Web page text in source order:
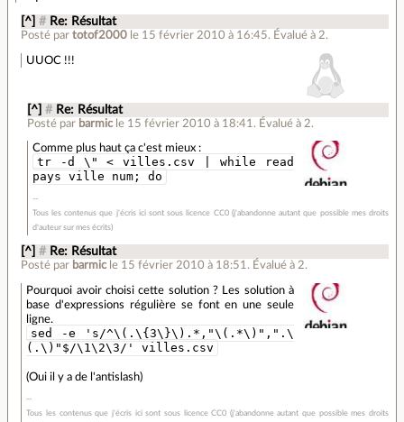
[^] # Re: Résultat
Posté partotof2000 le 15 février 2010 à 16:45. Évalué à 2.
UUOC !!!
[^] # Re: Résultat
Posté par barmic le 15 février 2010 à 18:41 . Évalué à 2.
Comme plus haut ça c'est mieux :
tr -d \" < villes.csv | while read
pays ville num; do
Tous les contenus que j'écris ici sont sous licence CC0 (j'abandonne autant que possible mes droits
d'auteur sur mes écrits)
[^] # Re: Résultat
Posté par barmic le 15 février 2010 à 18:51 . Évalué à 2.
Pourquoi avoir choisi cette solution ? Les solution à
base d'expressions régulière se font en une seule
ligne.
sed -e 's/^\(.\{3\}\).*,"\(.*\)",".\
(.\)"$/\1\2\3/' villes.csv
(Oui il y a de l'antislash)
Tous les contenus que j'écris ici sont sous licence CC0 (j'abandonne autant que possible mes droits